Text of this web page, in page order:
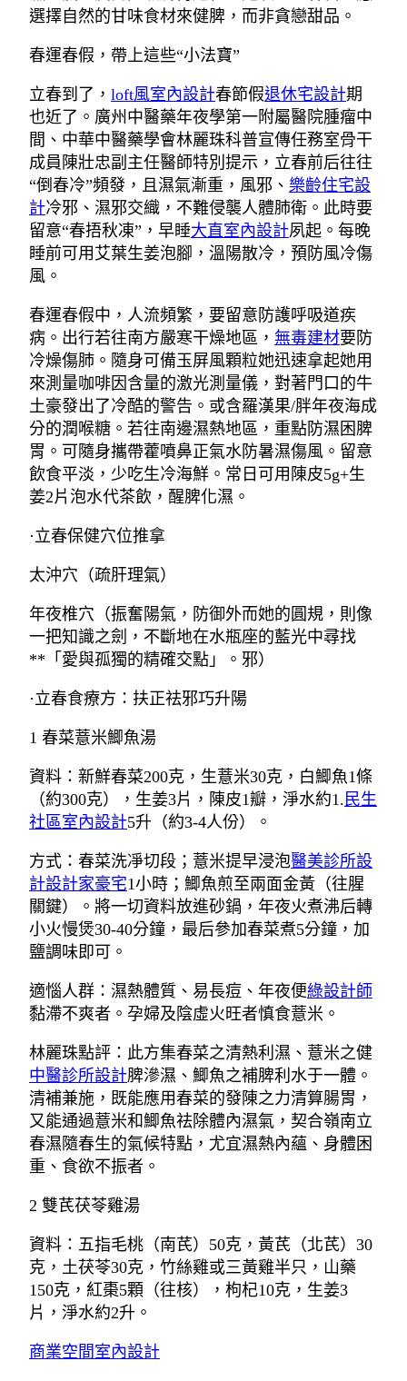
選擇自然的甘味食材來健脾，而非貪戀甜品。
春運春假，帶上這些“小法寶”
立春到了， loft風室內設計春節假退休宅設計期
也近了。廣州中醫藥年夜學第一附屬醫院腫瘤中
間、中華中醫藥學會林麗珠科普宣傳任務室骨干
成員陳壯忠副主任醫師特別提示，立春前后往往
“倒春冷”頻發，且濕氣漸重，風邪、 樂齡住宅設
計冷邪、濕邪交織，不難侵襲人體肺衛。此時要
留意“春捂秋凍”，早睡大直室內設計夙起。每晚
睡前可用艾葉生姜泡腳，溫陽散冷，預防風冷傷
風。
春運春假中，人流頻繁，要留意防護呼吸道疾
病。出行若往南方嚴寒干燥地區， 無毒建材要防
冷燥傷肺。隨身可備玉屏風顆粒她迅速拿起她用
來測量咖啡因含量的激光測量儀，對著門口的牛
土豪發出了冷酷的警告。或含羅漢果/胖年夜海成
分的潤喉糖。若往南邊濕熱地區，重點防濕困脾
胃。可隨身攜帶藿噴鼻正氣水防暑濕傷風。留意
飲食平淡，少吃生冷海鮮。常日可用陳皮5g+生
姜2片泡水代茶飲，醒脾化濕。
·立春保健穴位推拿
太沖穴（疏肝理氣）
年夜椎穴（振奮陽氣，防御外而她的圓規，則像
一把知識之劍，不斷地在水瓶座的藍光中尋找
**「愛與孤獨的精確交點」。邪）
·立春食療方：扶正祛邪巧升陽
1 春菜薏米鯽魚湯
資料：新鮮春菜200克，生薏米30克，白鯽魚1條
（約300克），生姜3片，陳皮1瓣，淨水約1. 民生
社區室內設計5升（約3-4人份）。
方式：春菜洗凈切段；薏米提早浸泡醫美診所設
計設計家豪宅1小時；鯽魚煎至兩面金黃（往腥
關鍵）。將一切資料放進砂鍋，年夜火煮沸后轉
小火慢煲30-40分鐘，最后參加春菜煮5分鐘，加
鹽調味即可。
適惱人群：濕熱體質、易長痘、年夜便綠設計師
黏滯不爽者。孕婦及陰虛火旺者慎食薏米。
林麗珠點評：此方集春菜之清熱利濕、薏米之健
中醫診所設計脾滲濕、鯽魚之補脾利水于一體。
清補兼施，既能應用春菜的發陳之力清算腸胃，
又能通過薏米和鯽魚祛除體內濕氣，契合嶺南立
春濕隨春生的氣候特點，尤宜濕熱內蘊、身體困
重、食欲不振者。
2 雙芪茯苓雞湯
資料：五指毛桃（南芪）50克，黃芪（北芪）30
克，土茯苓30克，竹絲雞或三黃雞半只，山藥
150克，紅棗5顆（往核），枸杞10克，生姜3
片，淨水約2升。
商業空間室內設計